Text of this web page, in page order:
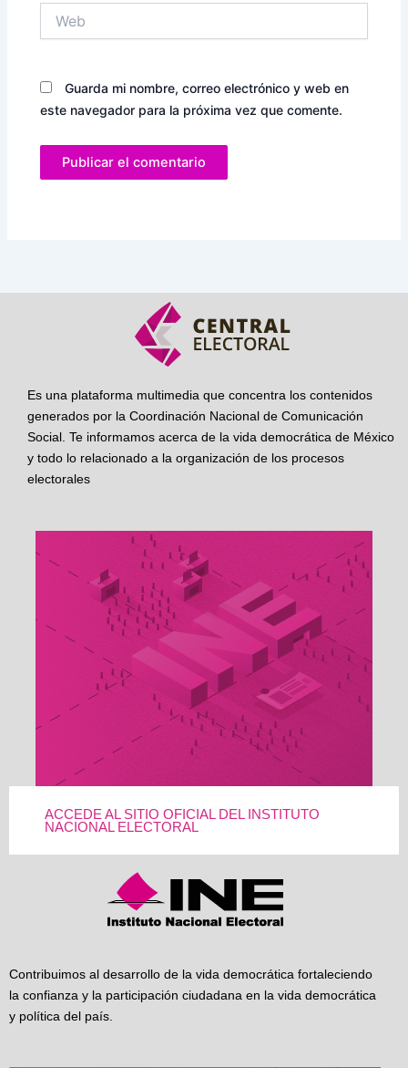
Guarda mi nombre, correo electrónico y web en
este navegador para la próxima vez que comente.
Es una plataforma multimedia que concentra los contenidos
generados por la Coordinación Nacional de Comunicación
Social. Te informamos acerca de la vida democrática de México
y todo lo relacionado a la organización de los procesos
electorales
ACCEDE AL SITIO OFICIAL DEL INSTITUTO
NACIONAL ELECTORAL
Contribuimos al desarrollo de la vida democrática fortaleciendo
la confianza y la participación ciudadana en la vida democrática
y política del país.